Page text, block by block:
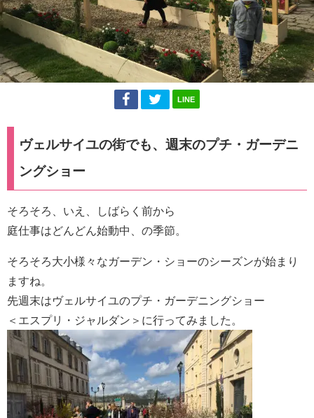
LINE
ヴェルサイユの街でも、週末のプチ・ガーデニ
ングショー
そろそろ、いえ、しばらく前から
庭仕事はどんどん始動中、の季節。
そろそろ大小様々なガーデン・ショーのシーズンが始まり
ますね。
先週末はヴェルサイユのプチ・ガーデニングショー
＜エスプリ・ジャルダン＞に行ってみました。